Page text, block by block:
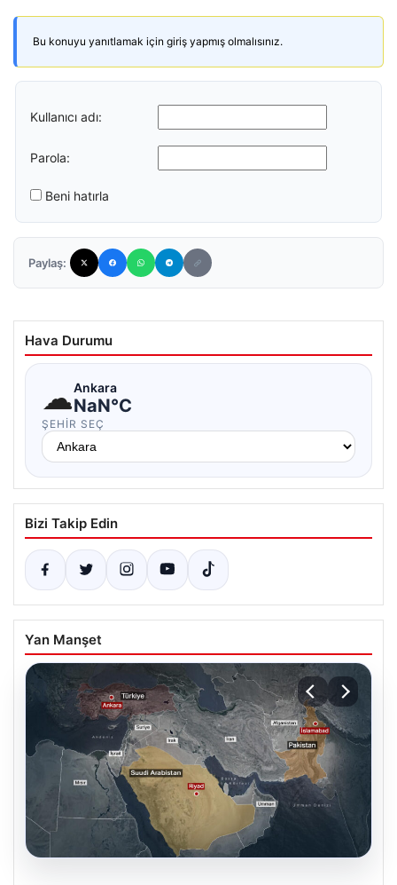
Bu konuyu yanıtlamak için giriş yapmış olmalısınız.
Kullanıcı adı:
Parola:
Beni hatırla
Paylaş:
Hava Durumu
☁Ankara
NaN°C
ŞEHIR SEÇ
Bizi Takip Edin
Yan Manşet
07.08.2026